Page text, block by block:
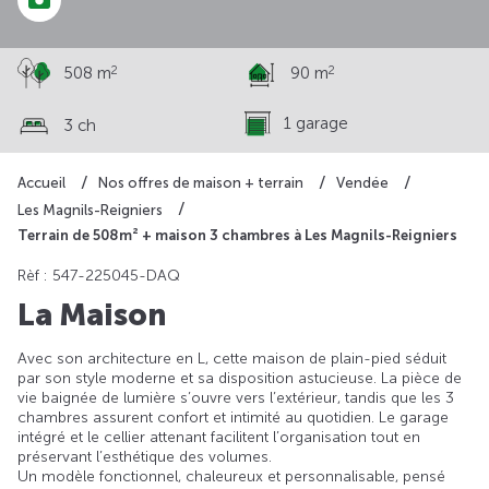
Accueil Nos offres de maison + terrain
Vendée
Les Magnils-Reigniers
Terrain de 508m² + maison 3 chambres à Les Magnils-Reigniers
508 m2 90 m2
3 ch 1 garage
Rèf : 547-225045-DAQ
La Maison
Avec son architecture en L, cette maison de plain-pied séduit
par son style moderne et sa disposition astucieuse. La pièce de
vie baignée de lumière s’ouvre vers l’extérieur, tandis que les 3
chambres assurent confort et intimité au quotidien. Le garage
intégré et le cellier attenant facilitent l’organisation tout en
préservant l’esthétique des volumes.
Un modèle fonctionnel, chaleureux et personnalisable, pensé